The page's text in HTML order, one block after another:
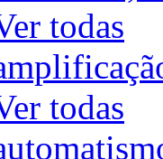
todas
todas